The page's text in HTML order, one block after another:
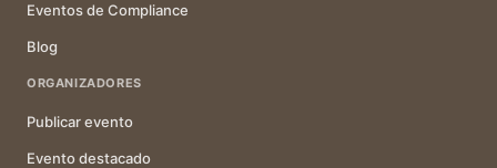
Eventos de Compliance
Blog
ORGANIZADORES
Publicar evento
Evento destacado